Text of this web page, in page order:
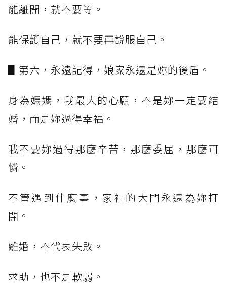
能離開，就不要等。
能保護自己，就不要再說服自己。
▋第六，永遠記得，娘家永遠是妳的後盾。
身為媽媽，我最大的心願，不是妳一定要結
婚，而是妳過得幸福。
我不要妳過得那麼辛苦，那麼委屈，那麼可
憐。
不管遇到什麼事，家裡的大門永遠為妳打
開。
離婚，不代表失敗。
求助，也不是軟弱。